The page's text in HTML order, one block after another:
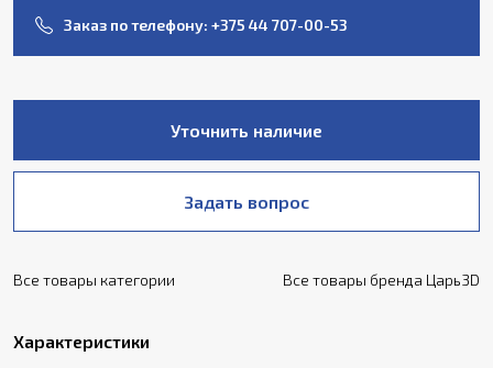
Заказ по телефону: +375 44 707-00-53
Уточнить наличие
Задать вопрос
Все товары категории Все товары бренда Царь3D
Характеристики